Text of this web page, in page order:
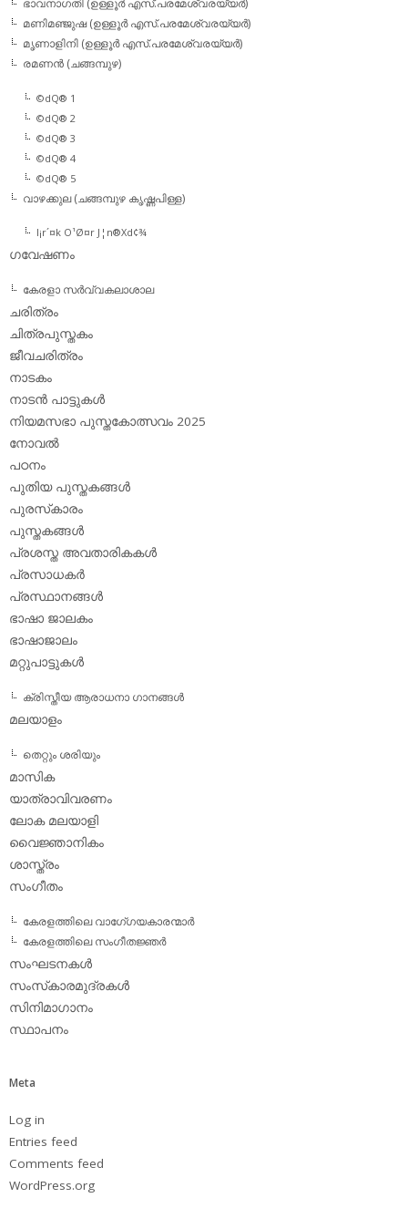
ഭാവനാഗതി (ഉള്ളൂര്‍ എസ്.പരമേശ്വരയ്യര്‍)
മണിമഞ്ജുഷ (ഉള്ളൂര്‍ എസ്.പരമേശ്വരയ്യര്‍)
മൃണാളിനി (ഉള്ളൂര്‍ എസ്.പരമേശ്വരയ്യര്‍)
രമണന്‍ (ചങ്ങമ്പുഴ)
©dQ® 1
©dQ® 2
©dQ® 3
©dQ® 4
©dQ® 5
വാഴക്കുല (ചങ്ങമ്പുഴ കൃഷ്ണപിള്ള)
l¡r´¤k O¹Ø¤r J¦n®Xd¢¾
ഗവേഷണം
കേരളാ സര്‍വ്വകലാശാല
ചരിത്രം
ചിത്രപുസ്തകം
ജീവചരിത്രം
നാടകം
നാടന്‍ പാട്ടുകള്‍
നിയമസഭാ പുസ്തകോത്സവം 2025
നോവല്‍
പഠനം
പുതിയ പുസ്തകങ്ങള്‍
പുരസ്‌കാരം
പുസ്തകങ്ങള്‍
പ്രശസ്ത അവതാരികകള്‍
പ്രസാധകര്‍
പ്രസ്ഥാനങ്ങള്‍
ഭാഷാ ജാലകം
ഭാഷാജാലം
മറ്റുപാട്ടുകള്‍
ക്രിസ്തീയ ആരാധനാ ഗാനങ്ങള്‍
മലയാളം
തെറ്റും ശരിയും
മാസിക
യാത്രാവിവരണം
ലോക മലയാളി
വൈജ്ഞാനികം
ശാസ്ത്രം
സംഗീതം
കേരളത്തിലെ വാഗേ്ഗയകാരന്മാര്‍
കേരളത്തിലെ സംഗീതജ്ഞര്‍
സംഘടനകള്‍
സംസ്‌കാരമുദ്രകള്‍
സിനിമാഗാനം
സ്ഥാപനം
Meta
Log in
Entries feed
Comments feed
WordPress.org